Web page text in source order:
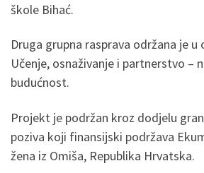
škole Bihać.
Druga grupna rasprava održana je
Učenje, osnaživanje i partnerstvo –
budućnost.
Projekt je podržan kroz dodjelu
poziva koji finansijski podržava
žena iz Omiša, Republika Hrvatska.